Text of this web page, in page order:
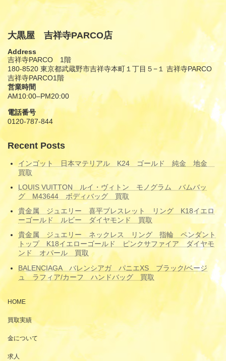
大黒屋 吉祥寺PARCO店
Address
吉祥寺PARCO 1階
180-8520 東京都武蔵野市吉祥寺本町１丁目５−１ 吉祥寺PARCO
吉祥寺PARCO1階
営業時間
AM10:00–PM20:00
電話番号
0120-787-844
Recent Posts
インゴット 日本マテリアル K24 ゴールド 純金 地金
買取
LOUIS VUITTON ルイ・ヴィトン モノグラム バムバッ
グ M43644 ボディバッグ 買取
貴金属 ジュエリー 喜平ブレスレット リング K18イエロ
ーゴールド ルビー ダイヤモンド 買取
貴金属 ジュエリー ネックレス リング 指輪 ペンダント
トップ K18イエローゴールド ピンクサファイア ダイヤモ
ンド オパール 買取
BALENCIAGA バレンシアガ パニエXS ブラック/ベージ
ュ ラフィア/カーフ ハンドバッグ 買取
HOME
買取実績
金について
求人